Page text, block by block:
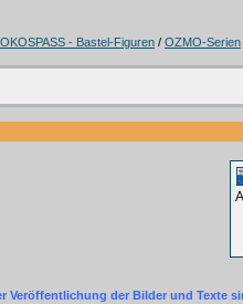
- Bastel-Figuren / OZMO-Serien
Veröffentlichung der Bilder und Texte